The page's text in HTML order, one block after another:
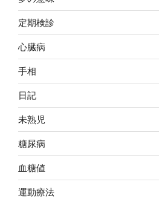
定期検診
心臓病
手相
日記
未熟児
糖尿病
血糖値
運動療法